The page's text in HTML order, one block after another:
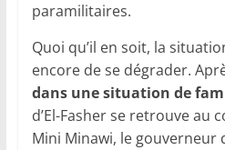
paramilitaires.
Quoi qu’il en soit, la
encore de se dégrader.
dans une situation de
d’El-Fasher se retrouve au
Mini Minawi, le